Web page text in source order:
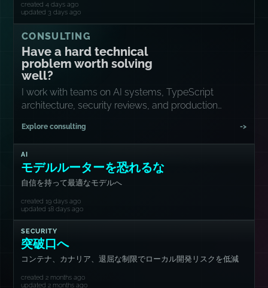
created 4 days ago
updated 3 days ago
CONSULTING
Have a hard technical
problem worth solving
well?
I work with teams on AI systems, TypeScript
architecture, security reviews, and production
Explore consulting ->
AI
モデルルーターを恐れるな
自信を持って最適なモデルへ
created 19 days ago
updated 18 days ago
SECURITY
突破口へ
コンテナ、カナリア、退屈な制限でローカル開発リスクを低減
created 2 months ago
updated 2 months ago